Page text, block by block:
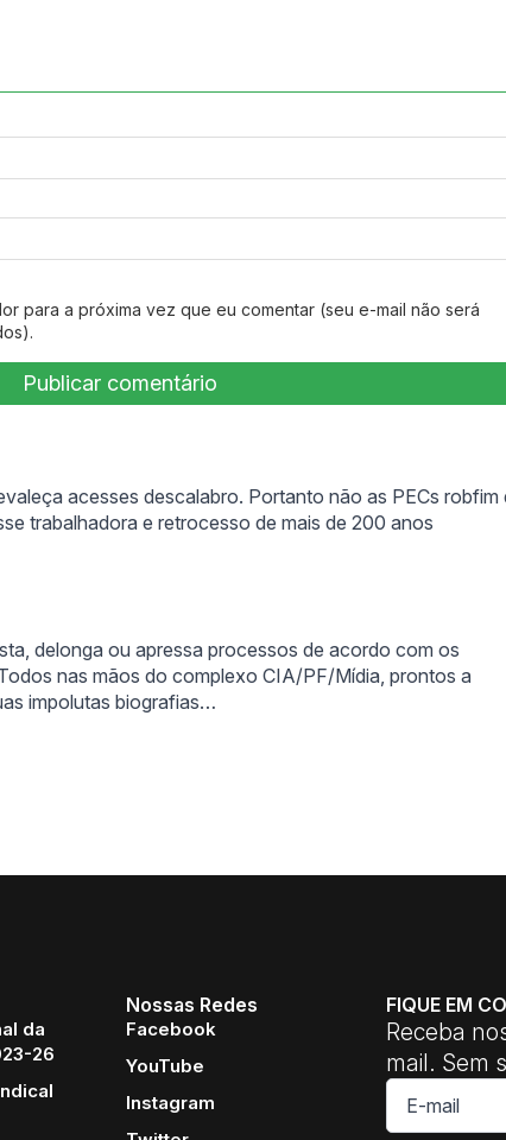
para a próxima vez que eu comentar (seu e-mail não será
acesses descalabro. Portanto não as PECs robfim
trabalhadora e retrocesso de mais de 200 anos
delonga ou apressa processos de acordo com os
nas mãos do complexo CIA/PF/Mídia, prontos a
impolutas biografias…
da
26
Nossas Redes
Facebook
YouTube
Instagram
FIQUE EM
Receba
mail. Sem
E-
mail